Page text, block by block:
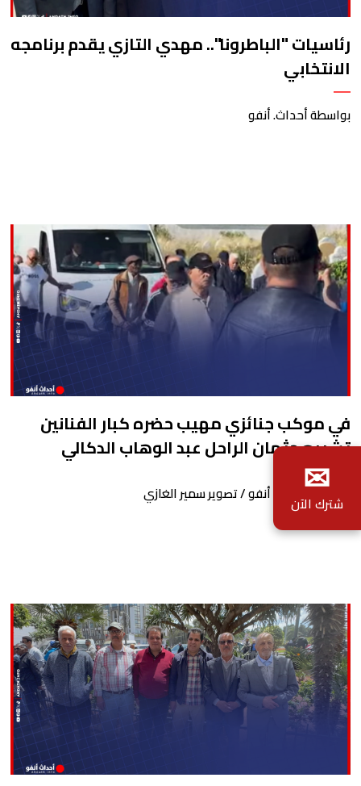
رئاسيات "الباطرونا".. مهدي التازي يقدم برنامجه
الانتخابي
بواسطة أحداث. أنفو
في موكب جنائزي مهيب حضره كبار الفنانين
تشييع جثمان الراحل عبد الوهاب الدكالي
بواسطة أحداث. أنفو / تصوير سمير الغازي
✉
شترك الآن